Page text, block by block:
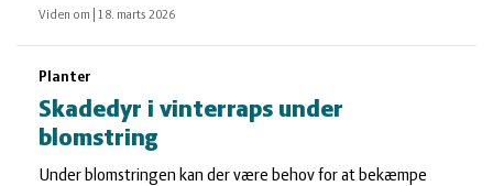
Viden om 18. marts 2026
Planter
Skadedyr i vinterraps under
blomstring
Under blomstringen kan der være behov for at bekæmpe